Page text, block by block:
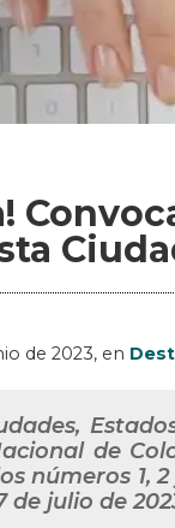
de 2023, en
de
números 1,
de julio de